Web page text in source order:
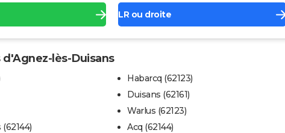
LR ou droite
d'Agnez-lès-Duisans
Habarcq (62123)
Duisans (62161)
Warlus (62123)
Acq (62144)